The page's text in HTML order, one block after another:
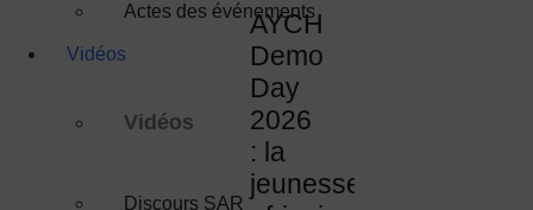
Actes des événements
Vidéos
Vidéos
Discours SAR
AYCH
Demo
Day
2026
: la
jeunesse